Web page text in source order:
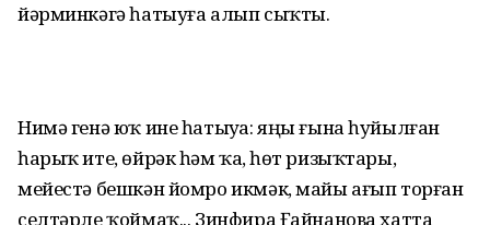
йәрминкәгә һатыуға алып сыҡты.
Нимә генә юҡ ине һатыуҙа: яңы ғына һуйылған
һарыҡ ите, өйрәк һәм ҡаҙ, һөт ризыҡтары,
мейестә бешкән йомро икмәк, майы ағып торған
селтәрле ҡоймаҡ... Зинфира Ғайнанова хатта